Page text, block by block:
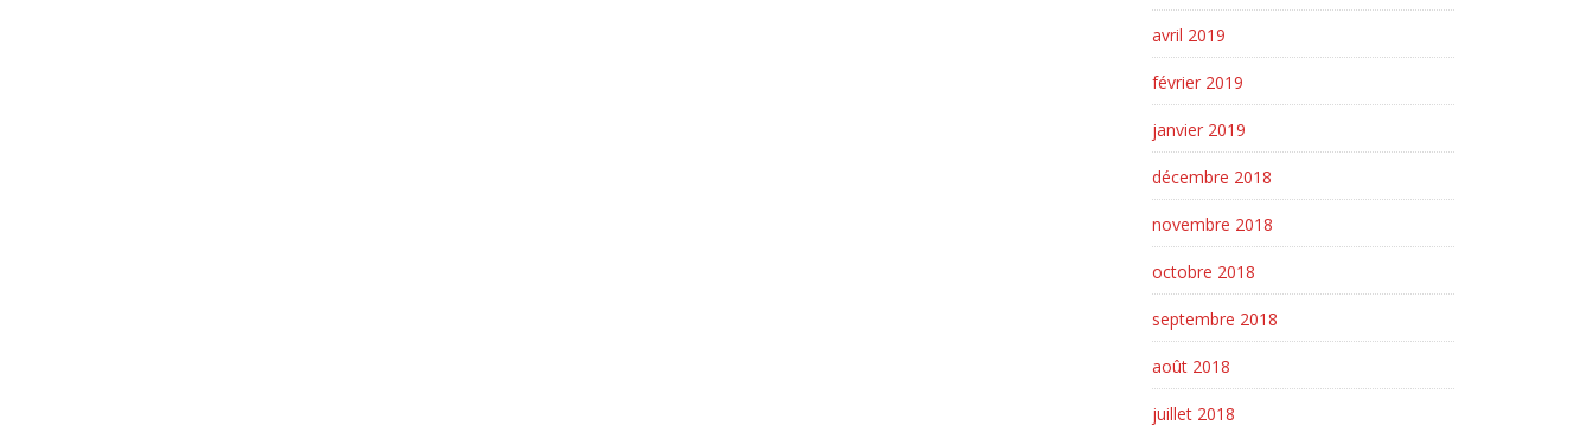
avril 2019
février 2019
janvier 2019
décembre 2018
novembre 2018
octobre 2018
septembre 2018
août 2018
juillet 2018